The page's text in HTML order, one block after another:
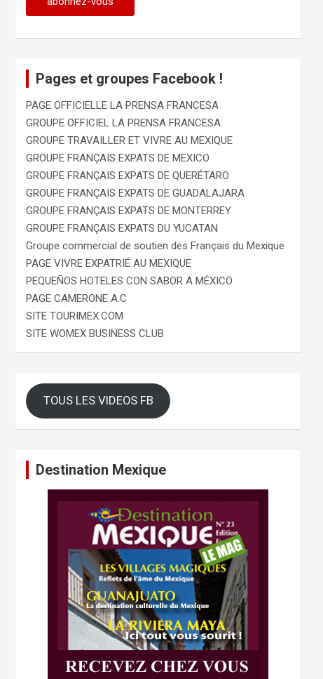
Pages et groupes Facebook !
PAGE OFFICIELLE LA PRENSA FRANCESA
GROUPE OFFICIEL LA PRENSA FRANCESA
GROUPE TRAVAILLER ET VIVRE AU MEXIQUE
GROUPE FRANÇAIS EXPATS DE MEXICO
GROUPE FRANÇAIS EXPATS DE QUERÉTARO
GROUPE FRANÇAIS EXPATS DE GUADALAJARA
GROUPE FRANÇAIS EXPATS DE MONTERREY
GROUPE FRANÇAIS EXPATS DU YUCATAN
Groupe commercial de soutien des Français du Mexique
PAGE VIVRE EXPATRIÉ AU MEXIQUE
PEQUEÑOS HOTELES CON SABOR A MÉXICO
PAGE CAMERONE A.C
SITE TOURIMEX.COM
SITE WOMEX BUSINESS CLUB
TOUS LES VIDEOS FB
Destination Mexique